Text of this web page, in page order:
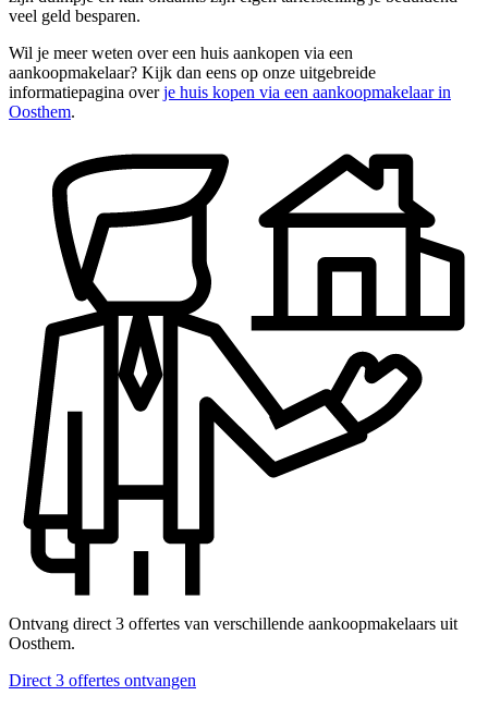
veel geld besparen.
Wil je meer weten over een huis aankopen via een
aankoopmakelaar? Kijk dan eens op onze uitgebreide
informatiepagina overje huis kopen via een aankoopmakelaar in
Oosthem.
Ontvang direct 3 offertes van verschillende aankoopmakelaars uit
Oosthem.
Direct 3 offertes ontvangen